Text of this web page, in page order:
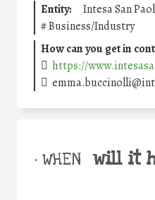
Entity:
Intesa San
#Business/Industry
How can you get in
https://
• WHEN will it